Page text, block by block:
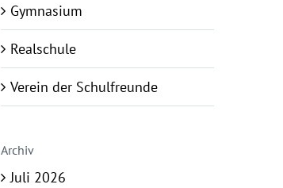
Gymnasium
Realschule
Verein der Schulfreunde
Archiv
Juli 2026